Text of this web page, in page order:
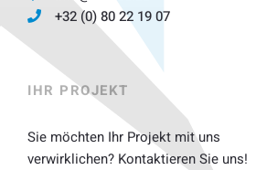
+32 (0) 80 22 19 07
IHR PROJEKT
Sie möchten Ihr Projekt mit uns
verwirklichen? Kontaktieren Sie uns!